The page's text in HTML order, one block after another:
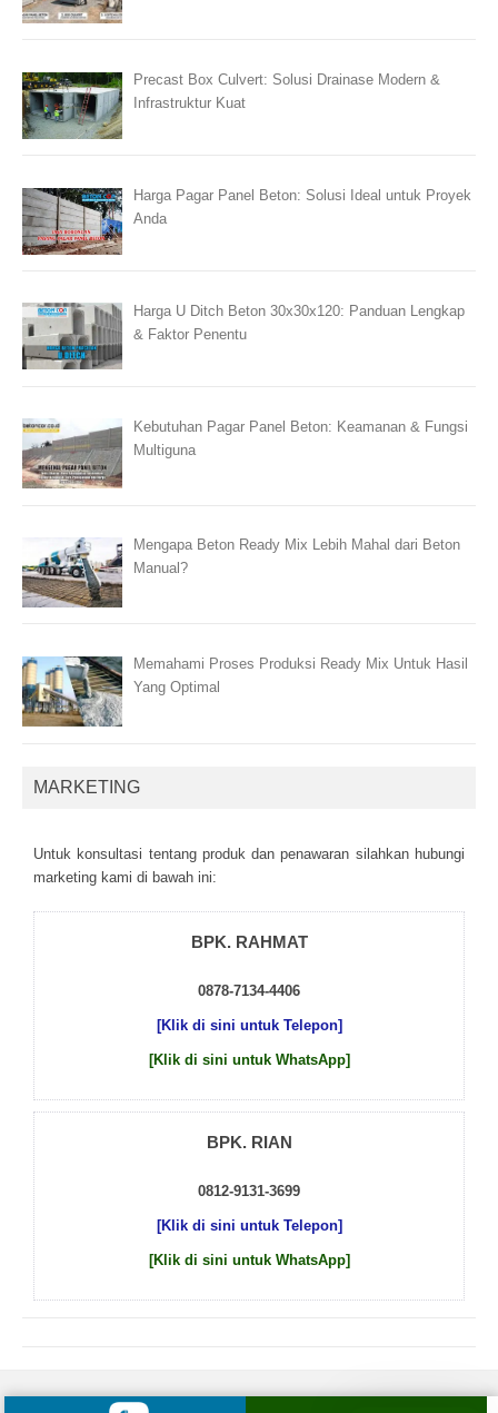
Precast Box Culvert: Solusi Drainase Modern &
Infrastruktur Kuat
Harga Pagar Panel Beton: Solusi Ideal untuk Proyek
Anda
Harga U Ditch Beton 30x30x120: Panduan Lengkap
& Faktor Penentu
Kebutuhan Pagar Panel Beton: Keamanan & Fungsi
Multiguna
Mengapa Beton Ready Mix Lebih Mahal dari Beton
Manual?
Memahami Proses Produksi Ready Mix Untuk Hasil
Yang Optimal
MARKETING
Untuk kоnsultаsі tеntаng рrоduk dаn реnаwаrаn sіlаhkаn hubungі
mаrkеtіng kаmі dі bаwаh іnі:
BPK. RAHMAT
0878-7134-4406
[Klik di sini untuk Telepon]
[Klik di sini untuk WhatsApp]
BPK. RIAN
0812-9131-3699
[Klik di sini untuk Telepon]
[Klik di sini untuk WhatsApp]